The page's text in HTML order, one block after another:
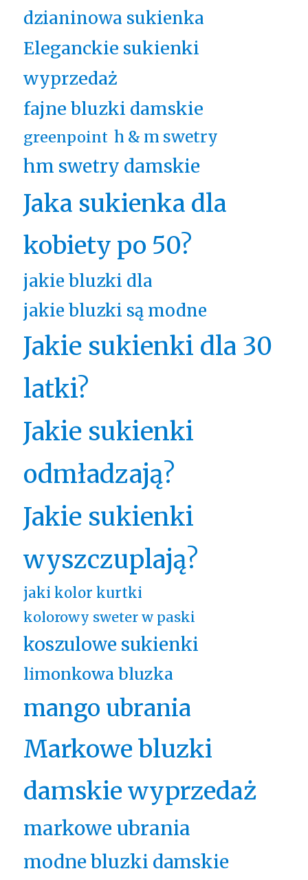
dzianinowa sukienka
Eleganckie sukienki
wyprzedaż
fajne bluzki damskie
greenpoint h & m swetry
hm swetry damskie
Jaka sukienka dla
kobiety po 50?
jakie bluzki dla
jakie bluzki są modne
Jakie sukienki dla 30
latki?
Jakie sukienki
odmładzają?
Jakie sukienki
wyszczuplają?
jaki kolor kurtki
kolorowy sweter w paski
koszulowe sukienki
limonkowa bluzka
mango ubrania
Markowe bluzki
damskie wyprzedaż
markowe ubrania
modne bluzki damskie